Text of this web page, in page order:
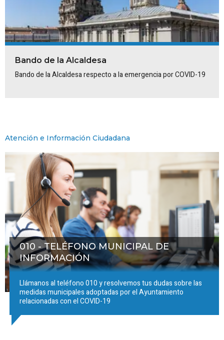
Bando de la Alcaldesa
Bando de la Alcaldesa respecto a la emergencia por COVID-19
Atención e Información Ciudadana
010 - TELÉFONO MUNICIPAL DE
INFORMACIÓN
Llámanos al teléfono 010 y resolvemos tus dudas sobre las
medidas municipales adoptadas por el Ayuntamiento
relacionadas con el COVID-19